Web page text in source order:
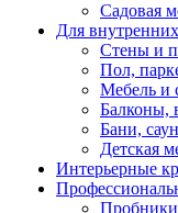
Садовая
Для
Стены и
Пол,
Мебель и
Балконы,
Бани,
Детская
Интерьерные
Пробники